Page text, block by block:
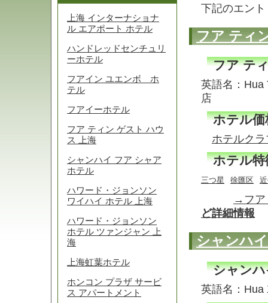
下記のエン
フア ティ
フア テ
英語名：
店
ホテル価
ホテルク
ホテル特
三つ星 徐匯区
→フア
ど詳細情報
シャンハ
シャン
英語名：
上海 インターナショナ
ル エアポート ホテル
ハンドレッドセンチュリ
ーホテル
フアイン ユエンボ ホ
テル
フアイーホテル
フア ティン ゲスト ハウ
ス 上海
シャンハイ フア シャア
ホテル
ハワード・ジョンソン
ワイハイ ホテル 上海
ハワード・ジョンソン
ホテル ツァンジャン 上
海
上海虹葉ホテル
ホンコン プラザ サービ
ス アパートメント